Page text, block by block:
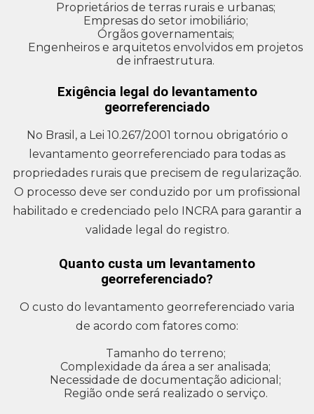
Proprietários de terras rurais e urbanas;
Empresas do setor imobiliário;
Órgãos governamentais;
Engenheiros e arquitetos envolvidos em projetos
de infraestrutura.
Exigência legal do levantamento
georreferenciado
No Brasil, a Lei 10.267/2001 tornou obrigatório o
levantamento georreferenciado para todas as
propriedades rurais que precisem de regularização.
O processo deve ser conduzido por um profissional
habilitado e credenciado pelo INCRA para garantir a
validade legal do registro.
Quanto custa um levantamento
georreferenciado?
O custo do levantamento georreferenciado varia
de acordo com fatores como:
Tamanho do terreno;
Complexidade da área a ser analisada;
Necessidade de documentação adicional;
Região onde será realizado o serviço.